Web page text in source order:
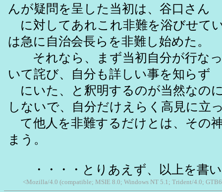
んが疑問を呈した当初は、谷口さん
に対してあれこれ非難を浴びせて
は急に自治会長らを非難し始めた。
それなら、まず当初自分が行なっ
いて詫び、自分も詳しい事を知らず
にいた、と釈明するのが当然なの
しないで、自分だけえらく高見に立
て他人を非難するだけとは、その
まう。
・・・・とりあえず、以上を書
<Mozilla/4.0 (compatible; MSIE 8.0; Windows NT 5.1; Trident/4.0;